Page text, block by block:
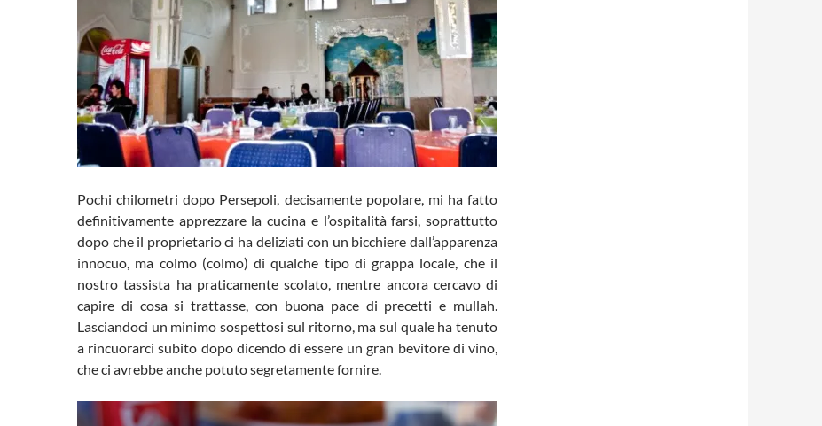
Pochi chilometri dopo Persepoli, decisamente popolare, mi ha fatto
definitivamente apprezzare la cucina e l’ospitalità farsi, soprattutto
dopo che il proprietario ci ha deliziati con un bicchiere dall’apparenza
innocuo, ma colmo (colmo) di qualche tipo di grappa locale, che il
nostro tassista ha praticamente scolato, mentre ancora cercavo di
capire di cosa si trattasse, con buona pace di precetti e mullah.
Lasciandoci un minimo sospettosi sul ritorno, ma sul quale ha tenuto
a rincuorarci subito dopo dicendo di essere un gran bevitore di vino,
che ci avrebbe anche potuto segretamente fornire.